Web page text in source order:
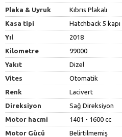
Plaka & Uyruk
Kıbrıs Plakalı
Kasa tipi
Hatchback 5 kapı
Yıl
2018
Kilometre
99000
Yakıt
Dizel
Vites
Otomatik
Renk
Lacivert
Direksiyon
Sağ Direksiyon
Motor hacmi
1401 - 1600 cc
Motor Gücü
Belirtilmemiş